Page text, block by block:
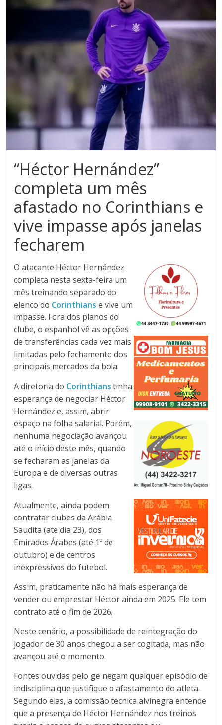
Noroeste
“Héctor Hernández”
completa um mês
afastado no Corinthians e
vive impasse após janelas
fecharem
O atacante Héctor Hernández
completa nesta sexta-feira um
mês treinando separado do
elenco do Corinthians e vive um
impasse. Fora dos planos do
clube, o espanhol vê as opções
de transferências cada vez mais
limitadas pelo fechamento dos
principais mercados da bola.
A diretoria do Corinthians tinha
esperança de negociar Héctor
Hernández e, assim, abrir
espaço na folha salarial. Porém,
nenhuma negociação avançou
até o início deste mês, quando
se fecharam as janelas da
Europa e de diversas outras
ligas.
Atualmente, ainda podem
contratar clubes da Arábia
Saudita (até dia 23), dos
Emirados Árabes (até 1º de
outubro) e de centros
inexpressivos do futebol.
Assim, praticamente não há mais esperança de
vender ou emprestar Héctor ainda em 2025. Ele tem
contrato até o fim de 2026.
Neste cenário, a possibilidade de reintegração do
jogador de 30 anos chegou a ser cogitada, mas não
avançou até o momento.
Fontes ouvidas pelo ge negam qualquer episódio de
indisciplina que justifique o afastamento do atleta.
Segundo elas, a comissão técnica alvinegra entende
que a presença de Héctor Hernández nos treinos